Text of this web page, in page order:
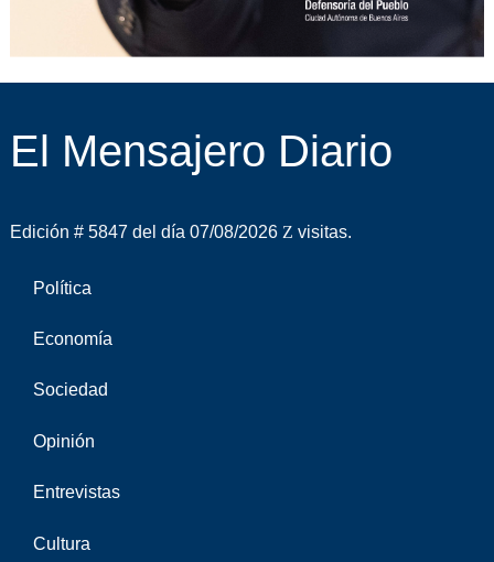
El Mensajero Diario
Edición # 5847 del día 07/08/2026 visitas.
Política
Economía
Sociedad
Opinión
Entrevistas
Cultura